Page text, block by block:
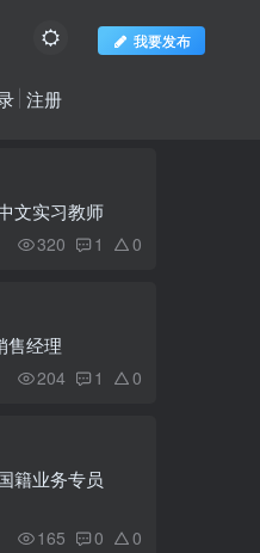
我要发布
注册
转错账，ABA银
款二维码功能
阱”
架嫌疑人在柬被捕
四剂要开打了，
冠疫苗“混打”你
文实习教师
320 1 0
售经理
204 1 0
籍业务专员
165 0 0